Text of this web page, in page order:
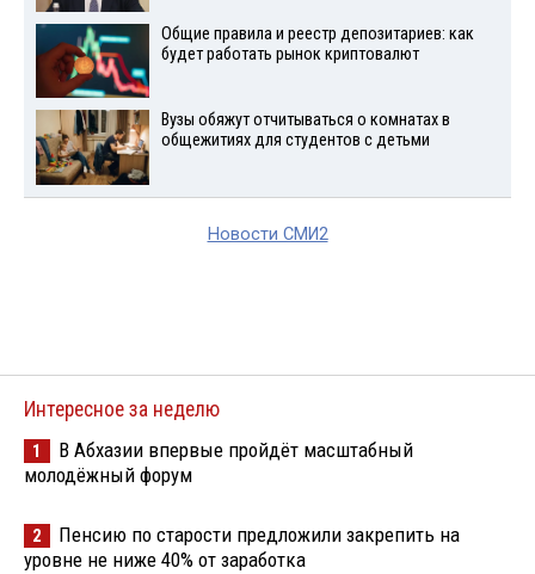
Общие правила и реестр депозитариев: как
будет работать рынок криптовалют
Вузы обяжут отчитываться о комнатах в
общежитиях для студентов с детьми
Новости СМИ2
Интересное за неделю
1
В Абхазии впервые пройдёт масштабный
молодёжный форум
2
Пенсию по старости предложили закрепить на
уровне не ниже 40% от заработка